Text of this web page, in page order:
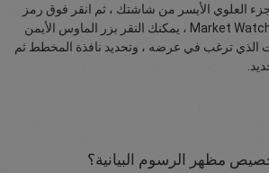
العلوي الأيسر من شاشتك ، ثم انقر فوق رمز
مخطط جديد. في نافذة Market Watch ، يمكنك النقر بزر الماوس الأيمن
ترغب في عرضه ، وتحديد نافذة المخطط ثم
مظهر الرسوم البيانية؟